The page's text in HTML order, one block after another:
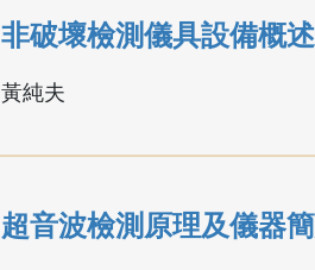
非破壞檢測儀具設備概述
黃純夫
超音波檢測原理及儀器